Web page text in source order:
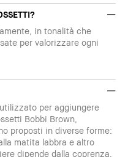
in tonalità che
per valorizzare ogni
per aggiungere
Bobbi Brown,
proposti in diverse forme:
matita labbra e altro
dipende dalla coprenza,